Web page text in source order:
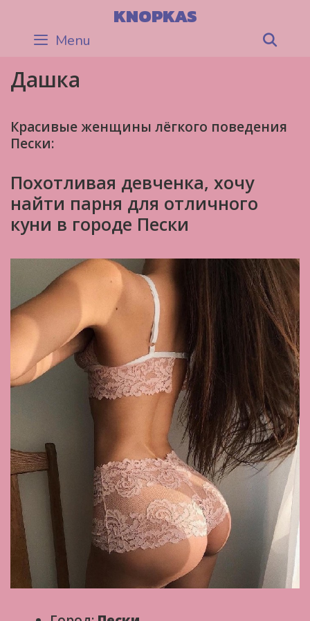
content
KNOPKAS
Menu
Дашка
Красивые женщины лёгкого поведения
Пески:
Похотливая девченка, хочу
найти парня для отличного
куни в городе Пески